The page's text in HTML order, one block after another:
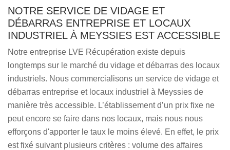
NOTRE SERVICE DE VIDAGE ET
DÉBARRAS ENTREPRISE ET LOCAUX
INDUSTRIEL À MEYSSIES EST ACCESSIBLE
Notre entreprise LVE Récupération existe depuis
longtemps sur le marché du vidage et débarras des locaux
industriels. Nous commercialisons un service de vidage et
débarras entreprise et locaux industriel à Meyssies de
manière très accessible. L’établissement d’un prix fixe ne
peut encore se faire dans nos locaux, mais nous nous
efforçons d'apporter le taux le moins élevé. En effet, le prix
est fixé suivant plusieurs critères : volume des affaires